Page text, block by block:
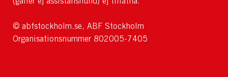
© abfstockholm.se, ABF Stockholm
Organisationsnummer 802005-7405